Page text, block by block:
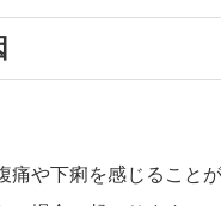
痛や下痢を感じること